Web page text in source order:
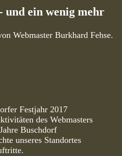
und ein wenig mehr
Webmaster Burkhard Fehse.
Festjahr 2017
des Webmasters
Buschdorf
unseres Standortes